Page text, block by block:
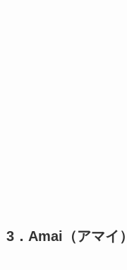
3．Amai（アマイ）